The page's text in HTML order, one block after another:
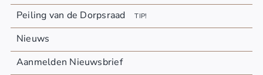
Peiling van de Dorpsraad
TIP!
Nieuws
Aanmelden Nieuwsbrief